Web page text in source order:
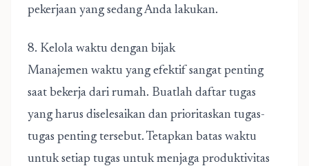
pekerjaan yang sedang Anda lakukan.
8. Kelola waktu dengan bijak
Manajemen waktu yang efektif sangat penting
saat bekerja dari rumah. Buatlah daftar tugas
yang harus diselesaikan dan prioritaskan tugas-
tugas penting tersebut. Tetapkan batas waktu
untuk setiap tugas untuk menjaga produktivitas